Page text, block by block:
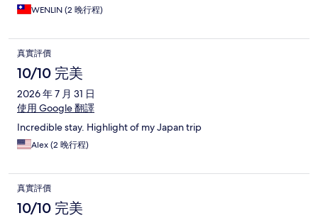
WENLIN (2 晚行程)
真實評價
10/10 完美
2026 年 7 月 31 日
使用 Google 翻譯
Incredible stay. Highlight of my Japan trip
Alex (2 晚行程)
真實評價
10/10 完美